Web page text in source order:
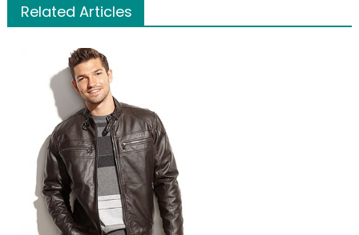
Related Articles